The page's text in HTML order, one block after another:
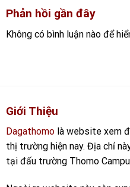
Phản hồi gần đây
Không có bình luận nào để
Giới Thiệu
Dagathomo là website xem
thị trường hiện nay. Địa chỉ
tại đấu trường Thomo